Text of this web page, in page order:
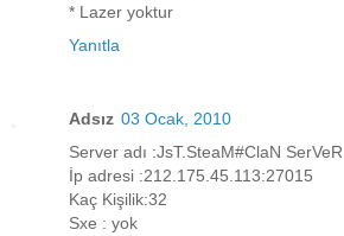
* Lazer yoktur
Yanıtla
Adsız 03 Ocak, 2010
Server adı :JsT.SteaM#ClaN SerVeR
İp adresi :212.175.45.113:27015
Kaç Kişilik:32
Sxe : yok